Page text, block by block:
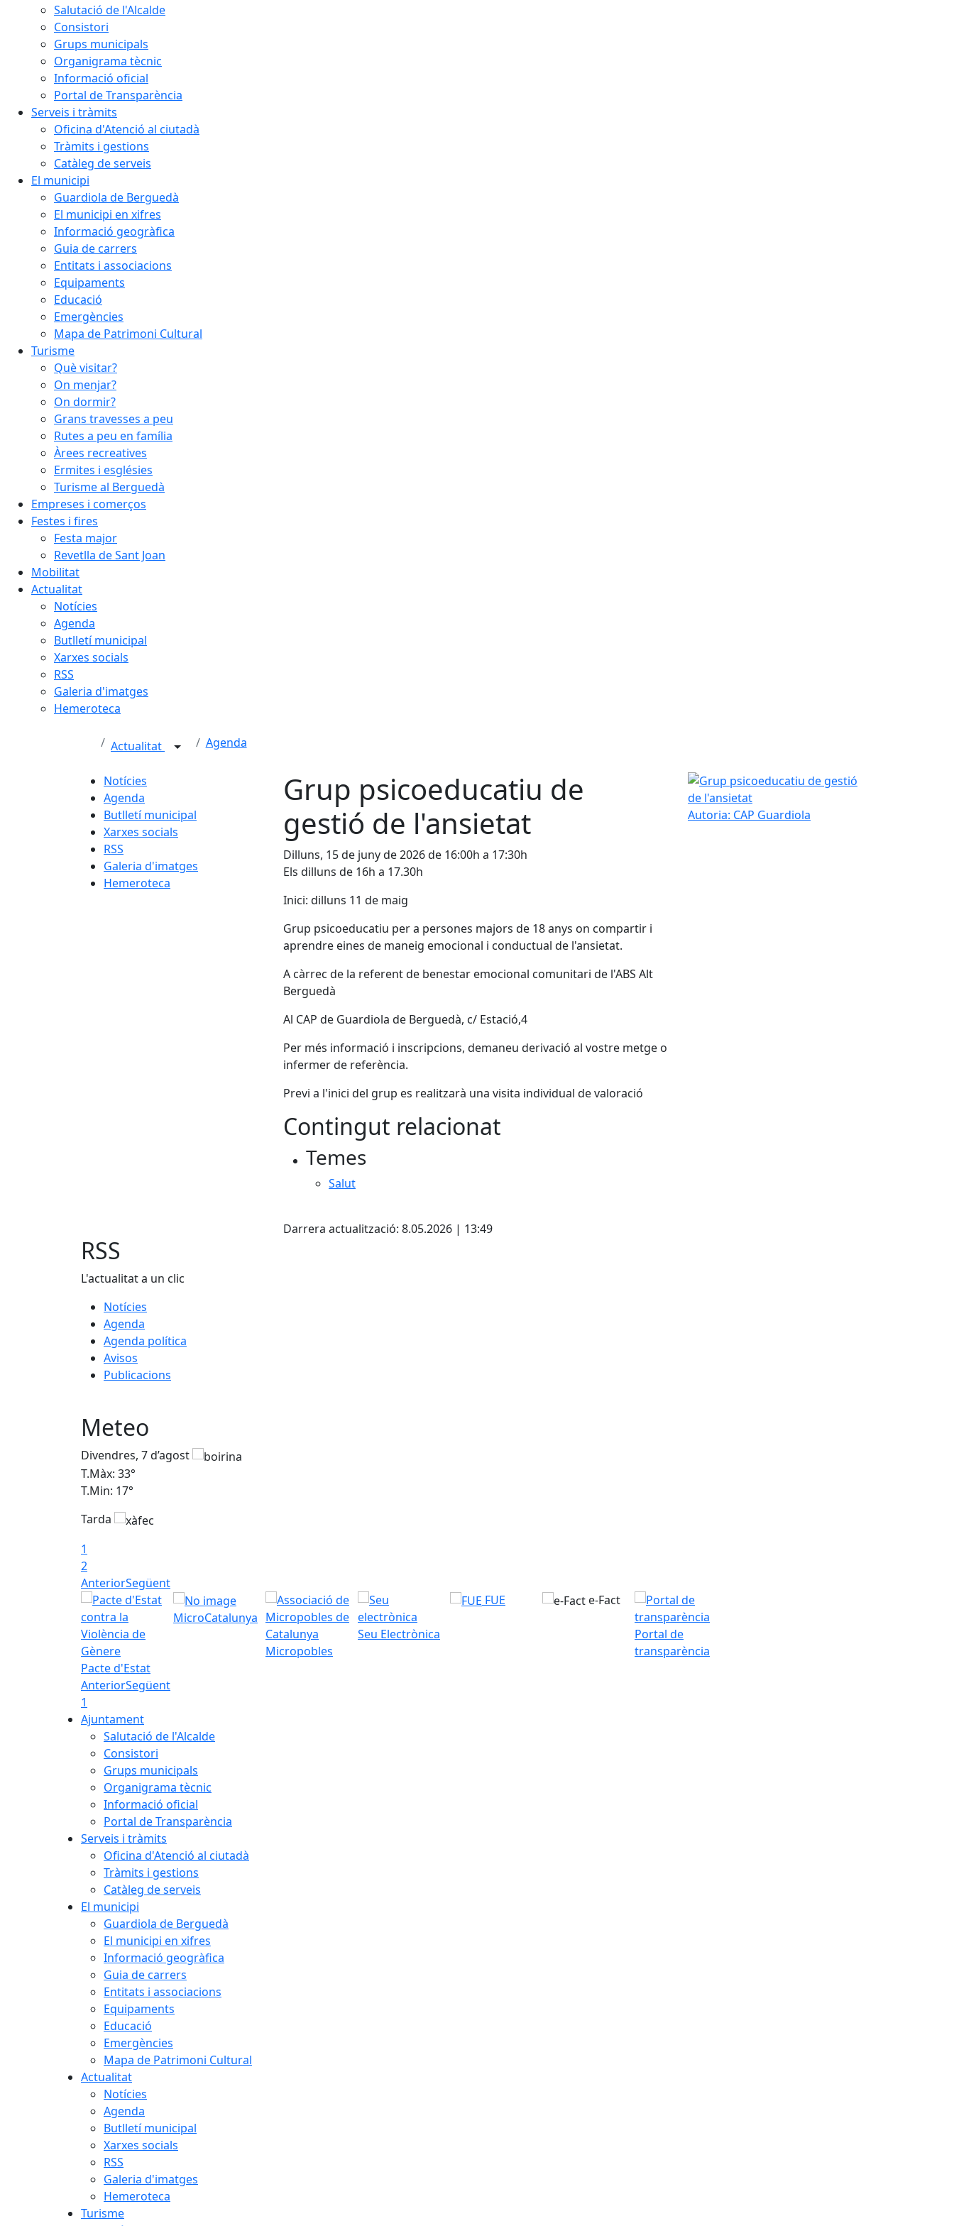
Salutació de l'Alcalde
Consistori
Grups municipals
Organigrama tècnic
Informació oficial
Portal de Transparència
Serveis i tràmits
Oficina d'Atenció al ciutadà
Tràmits i gestions
Catàleg de serveis
El municipi
Guardiola de Berguedà
El municipi en xifres
Informació geogràfica
Guia de carrers
Entitats i associacions
Equipaments
Educació
Emergències
Mapa de Patrimoni Cultural
Turisme
Què visitar?
On menjar?
On dormir?
Grans travesses a peu
Rutes a peu en família
Àrees recreatives
Ermites i esglésies
Turisme al Berguedà
Empreses i comerços
Festes i fires
Festa major
Revetlla de Sant Joan
Mobilitat
Actualitat
Notícies
Agenda
Butlletí municipal
Xarxes socials
RSS
Galeria d'imatges
Hemeroteca
Actualitat Agenda
Notícies
Agenda
Butlletí municipal
Xarxes socials
RSS
Galeria d'imatges
Hemeroteca
Grup psicoeducatiu de
gestió de l'ansietat
Dilluns, 15 de juny de 2026 de 16:00h a 17:30h
Els dilluns de 16h a 17.30h
Inici: dilluns 11 de maig
Grup psicoeducatiu per a persones majors de 18 anys on compartir i
aprendre eines de maneig emocional i conductual de l'ansietat.
A càrrec de la referent de benestar emocional comunitari de l'ABS Alt
Berguedà
Al CAP de Guardiola de Berguedà, c/ Estació,4
Per més informació i inscripcions, demaneu derivació al vostre metge o
infermer de referència.
Previ a l'inici del grup es realitzarà una visita individual de valoració
Contingut relacionat
Temes
Salut
Darrera actualització: 8.05.2026 | 13:49
Grup psicoeducatiu de gestió de l'ansietat
Autoria: CAP Guardiola
RSS
L'actualitat a un clic
Notícies
Agenda
Agenda política
Avisos
Publicacions
Meteo
Divendres, 7 d’agost
T.Màx: 33°
T.Min: 17°
Tarda
1
2
AnteriorSegüent
Pacte d'Estat
MicroCatalunya
Micropobles
Seu Electrònica
FUE e-Fact
Portal de
transparència
AnteriorSegüent
1
Ajuntament
Salutació de l'Alcalde
Consistori
Grups municipals
Organigrama tècnic
Informació oficial
Portal de Transparència
Serveis i tràmits
Oficina d'Atenció al ciutadà
Tràmits i gestions
Catàleg de serveis
El municipi
Guardiola de Berguedà
El municipi en xifres
Informació geogràfica
Guia de carrers
Entitats i associacions
Equipaments
Educació
Emergències
Mapa de Patrimoni Cultural
Actualitat
Notícies
Agenda
Butlletí municipal
Xarxes socials
RSS
Galeria d'imatges
Hemeroteca
Turisme